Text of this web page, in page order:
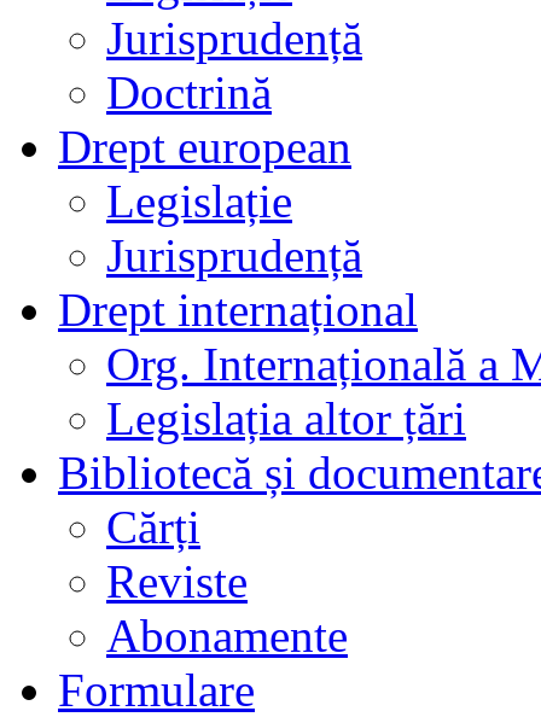
Jurisprudență
Doctrină
Drept european
Legislație
Jurisprudență
Drept internațional
Org. Internațională a
Legislația altor țări
Bibliotecă și
Cărți
Reviste
Abonamente
Formulare